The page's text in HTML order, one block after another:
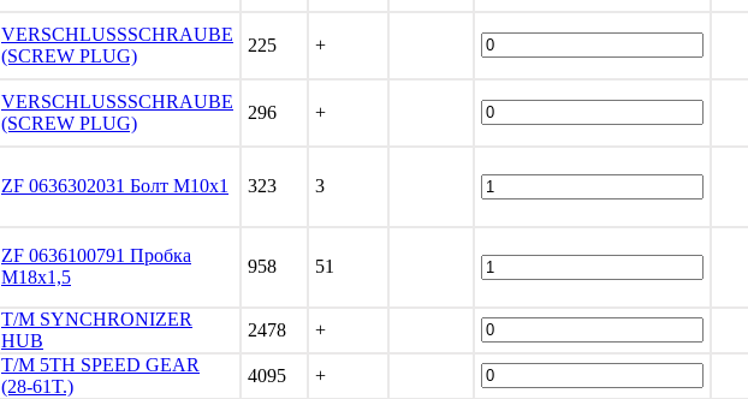
VERSCHLUSSSCHRAUBE
(SCREW PLUG)
225 +
VERSCHLUSSSCHRAUBE
(SCREW PLUG)
296 +
ZF 0636302031 Болт M10x1 323 3
ZF 0636100791 Пробка
М18x1,5
958 51
T/M SYNCHRONIZER
HUB
2478 +
T/M 5TH SPEED GEAR
(28-61T.)
4095 +